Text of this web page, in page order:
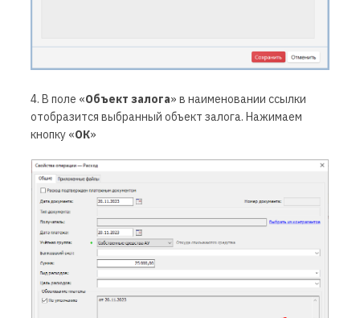
4. В поле «Объект залога» в наименовании ссылки
отобразится выбранный объект залога. Нажимаем
кнопку «ОК»